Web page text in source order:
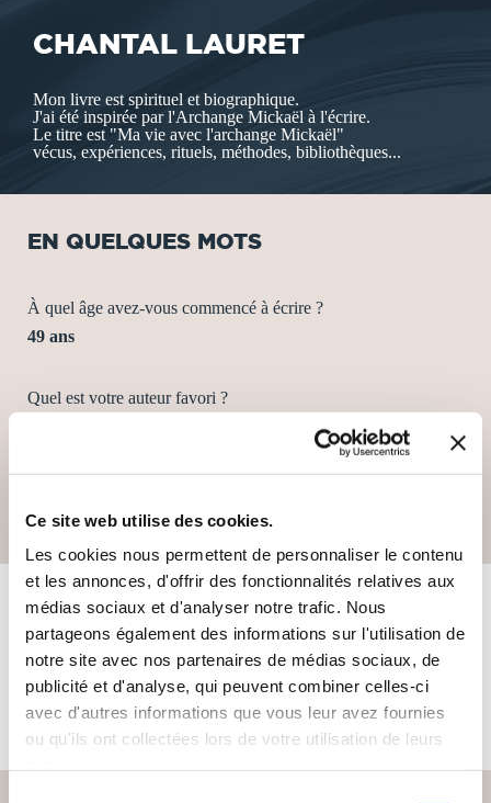
Ce site web utilise des cookies.
Les cookies nous permettent de personnaliser le contenu
et les annonces, d'offrir des fonctionnalités relatives aux
médias sociaux et d'analyser notre trafic. Nous
partageons également des informations sur l'utilisation de
notre site avec nos partenaires de médias sociaux, de
publicité et d'analyse, qui peuvent combiner celles-ci
avec d'autres informations que vous leur avez fournies
ou qu'ils ont collectées lors de votre utilisation de leurs
CHANTAL LAURET
Mon livre est spirituel et biographique.
J'ai été inspirée par l'Archange Mickaël à l'écrire.
Le titre est "Ma vie avec l'archange Mickaël"
vécus, expériences, rituels, méthodes, bibliothèques...
EN QUELQUES MOTS
À quel âge avez-vous commencé à écrire ?
49 ans
Quel est votre auteur favori ?
Développement personnel, spirutualité
LES LIVRES DE L'AUTEUR
Cet auteur ne propose pas de livre à la vente sur notre site
pour le moment.